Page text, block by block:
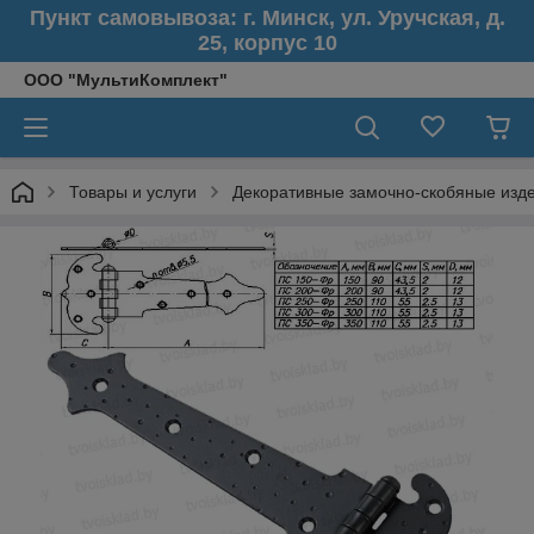
Пункт самовывоза: г. Минск, ул. Уручская, д.
25, корпус 10
ООО "МультиКомплект"
Товары и услуги Декоративные замочно-скобяные